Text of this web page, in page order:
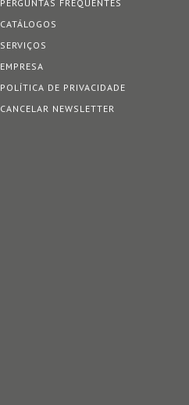
PERGUNTAS FREQUENTES
CATÁLOGOS
SERVIÇOS
EMPRESA
POLÍTICA DE PRIVACIDADE
CANCELAR NEWSLETTER